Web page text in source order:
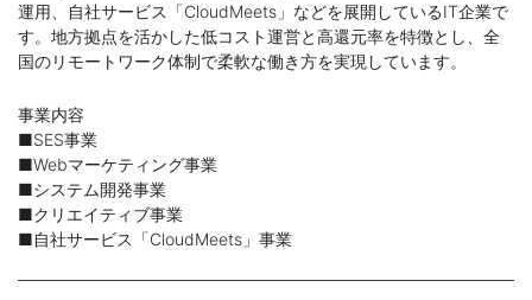
運用、自社サービス「CloudMeets」などを展開しているIT企業で
す。地方拠点を活かした低コスト運営と高還元率を特徴とし、全
国のリモートワーク体制で柔軟な働き方を実現しています。
事業内容
■SES事業
■Webマーケティング事業
■システム開発事業
■クリエイティブ事業
■自社サービス「CloudMeets」事業